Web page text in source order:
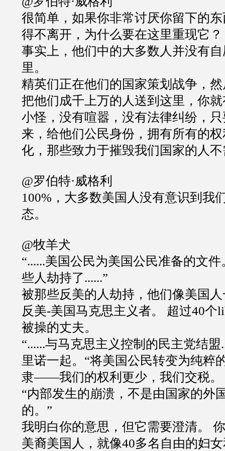
很简单，如果你非常讨厌你留下的
得不离开，为什么要在这里重现它？
事实上，他们中的大多数人并没有
里。
精英们正在他们的国家策划战争，然
把他们成千上万的人送到这里，你
小怪，没有喧嚣，没有法律纠纷，
来，给他们公民身份，拥有所有的
化，那些致力于摧毁我们国家的人
@罗伯特·威格利
100%，大多数美国人没有意识到我
态。
@牧羊犬
“......美国公民为美国公民准备的文
些人劫持了......”
被那些反美的人劫持，他们像美国
反美-美国马克思主义者。 超过40个
被操的丈夫。
“......与马克思主义控制的民主党结盟
里诺一起。“将美国公民转变为纯粹
隶——我们的权利更少，我们交税。
“内部发生的崩溃，不是由国家的外
的。”
我明白你的意思，但它需要澄清。
美裔美国人，就像40多名自由的妇